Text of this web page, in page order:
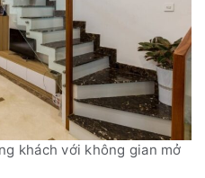
khách với không gian mở